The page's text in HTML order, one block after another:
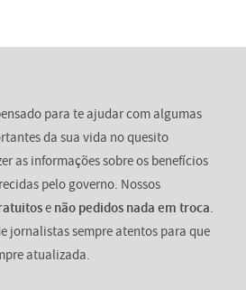
para te ajudar com algumas
da sua vida no quesito
as informações sobre os benefícios
pelo governo. Nossos
e não pedidos nada em troca.
jornalistas sempre atentos para que
atualizada.